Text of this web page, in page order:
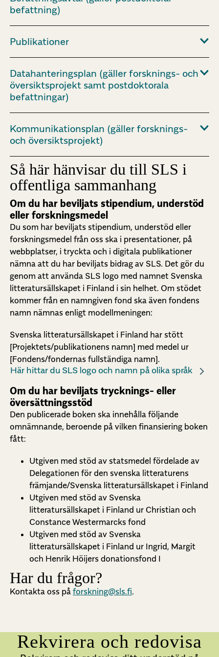
befattning)
Publikationer
Datahanteringsplan (gäller forsknings- och
översiktsprojekt samt postdoktorala
befattningar)
Kommunikationsplan (gäller forsknings-
och översiktsprojekt)
Så här hänvisar du till SLS i
offentliga sammanhang
Om du har beviljats stipendium, understöd
eller forskningsmedel
Du som har beviljats stipendium, understöd eller
forskningsmedel från oss ska i presentationer, på
webbplatser, i tryckta och i digitala publikationer
nämna att du har beviljats bidrag av SLS. Det gör du
genom att använda SLS logo med namnet Svenska
litteratursällskapet i Finland i sin helhet. Om stödet
kommer från en namngiven fond ska även fondens
namn nämnas enligt modellmeningen:
Svenska litteratursällskapet i Finland har stött
[Projektets/publikationens namn] med medel ur
[Fondens/fondernas fullständiga namn].
Här hittar du SLS logo och namn på olika språk
Om du har beviljats trycknings- eller
översättningsstöd
Den publicerade boken ska innehålla följande
omnämnande, beroende på vilken finansiering boken
fått:
Utgiven med stöd av statsmedel fördelade av
Delegationen för den svenska litteraturens
främjande/Svenska litteratursällskapet i Finland
Utgiven med stöd av Svenska
litteratursällskapet i Finland ur Christian och
Constance Westermarcks fond
Utgiven med stöd av Svenska
litteratursällskapet i Finland ur Ingrid, Margit
och Henrik Höijers donationsfond I
Har du frågor?
Kontakta oss på forskning@sls.fi.
Rekvirera och redovisa